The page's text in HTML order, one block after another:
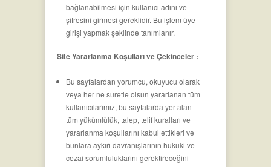
bağlanabilmesi için kullanıcı adını ve
şifresini girmesi gereklidir. Bu işlem üye
girişi yapmak şeklinde tanımlanır.
Site Yararlanma Koşulları ve Çekinceler :
Bu sayfalardan yorumcu, okuyucu olarak
veya her ne suretle olsun yararlanan tüm
kullanıcılarımız, bu sayfalarda yer alan
tüm yükümlülük, talep, telif kuralları ve
yararlanma koşullarını kabul ettikleri ve
bunlara aykırı davranışlarının hukuki ve
cezai sorumluluklarını gerektireceğini